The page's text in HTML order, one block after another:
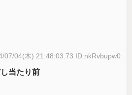
07/04(木) 21:48:03.73 ID:nkRvbupw0
当たり前